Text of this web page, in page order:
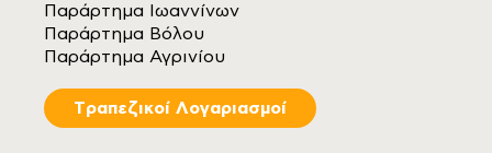
Παράρτημα Ιωαννίνων
Παράρτημα Βόλου
Παράρτημα Αγρινίου
Tραπεζικοί Λογαριασμοί